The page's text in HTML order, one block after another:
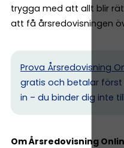
trygga med att allt blir
att få årsredovisningen
Prova Årsredovisning
gratis och betalar
in – du binder dig inte
Om Årsredovisning